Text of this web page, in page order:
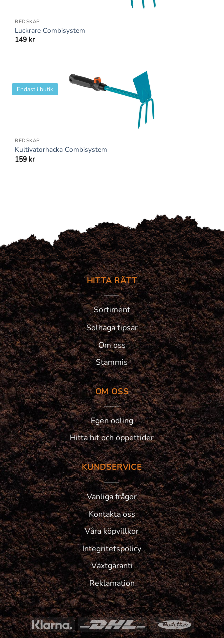
REDSKAP
Luckrare Combisystem
149 kr
Endast i butik
REDSKAP
Kultivatorhacka Combisystem
159 kr
HITTA RÄTT
Sortiment
Solhaga tipsar
Om oss
Stammis
OM OSS
Egen odling
Hitta hit och öppettider
KUNDSERVICE
Vanliga frågor
Kontakta oss
Våra köpvillkor
Integritetspolicy
Växtgaranti
Reklamation